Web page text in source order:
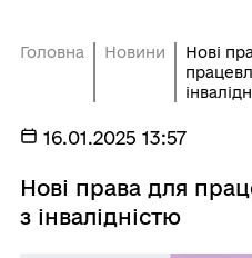
Головна Новини
Нові
16.01.2025 13:57
Нові права для
з інвалідністю